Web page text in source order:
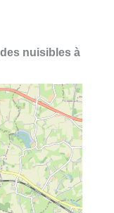
nuisibles à